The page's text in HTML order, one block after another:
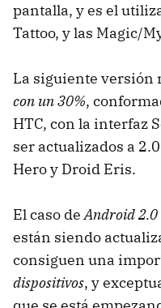
pantalla, y es el
Tattoo, y las Magic/
La siguiente versión
con un 30%,
HTC, con la interfaz
ser actualizados a
Hero y Droid Eris.
El caso deAndroid 2.0
están siendo
consiguen una
dispositivos, y